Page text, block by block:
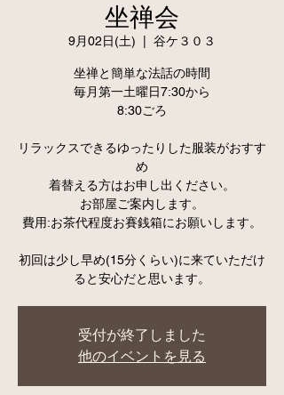
坐禅会
9月02日(土) 谷ケ３０３
坐禅と簡単な法話の時間
毎月第一土曜日7:30から
8:30ごろ
リラックスできるゆったりした服装がおすす
め
着替える方はお申し出ください。
お部屋ご案内します。
費用:お茶代程度お賽銭箱にお願いします。
初回は少し早め(15分くらい)に来ていただけ
ると安心だと思います。
受付が終了しました
他のイベントを見る